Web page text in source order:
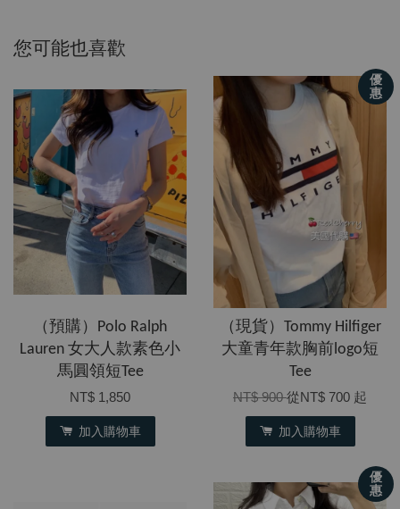
您可能也喜歡
（預購）Polo Ralph
Lauren 女大人款素色小
馬圓領短Tee
NT$ 1,850
加入購物車
優
惠
（現貨）Tommy Hilfiger
大童青年款胸前logo短
Tee
NT$ 900從NT$ 700 起
加入購物車
優
惠